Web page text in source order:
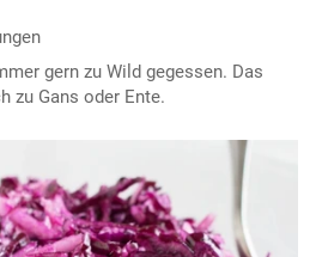
gern zu Wild gegessen. Das
zu Gans oder Ente.